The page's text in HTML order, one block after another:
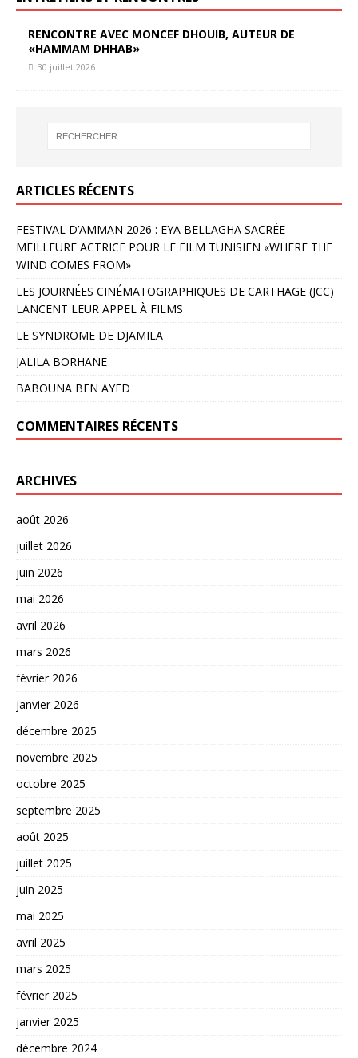
RENCONTRE AVEC MONCEF DHOUIB, AUTEUR DE
«HAMMAM DHHAB»
30 juillet 2026
ARTICLES RÉCENTS
FESTIVAL D’AMMAN 2026 : EYA BELLAGHA SACRÉE
MEILLEURE ACTRICE POUR LE FILM TUNISIEN «WHERE THE
WIND COMES FROM»
LES JOURNÉES CINÉMATOGRAPHIQUES DE CARTHAGE (JCC)
LANCENT LEUR APPEL À FILMS
LE SYNDROME DE DJAMILA
JALILA BORHANE
BABOUNA BEN AYED
COMMENTAIRES RÉCENTS
ARCHIVES
août 2026
juillet 2026
juin 2026
mai 2026
avril 2026
mars 2026
février 2026
janvier 2026
décembre 2025
novembre 2025
octobre 2025
septembre 2025
août 2025
juillet 2025
juin 2025
mai 2025
avril 2025
mars 2025
février 2025
janvier 2025
décembre 2024